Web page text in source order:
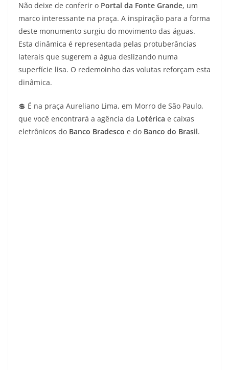
Não deixe de conferir o Portal da Fonte Grande, um
marco interessante na praça. A inspiração para a forma
deste monumento surgiu do movimento das águas.
Esta dinâmica é representada pelas protuberâncias
laterais que sugerem a água deslizando numa
superfície lisa. O redemoinho das volutas reforçam esta
dinâmica.
💲 É na praça Aureliano Lima, em Morro de São Paulo,
que você encontrará a agência da Lotérica e caixas
eletrônicos do Banco Bradesco e do Banco do Brasil.